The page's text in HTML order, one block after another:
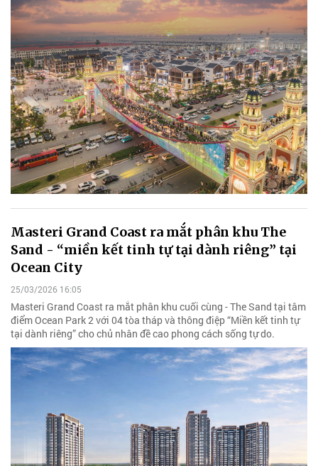
Masteri Grand Coast ra mắt phân khu The
Sand - “miền kết tinh tự tại dành riêng” tại
Ocean City
25/03/2026 16:05
Masteri Grand Coast ra mắt phân khu cuối cùng - The Sand tại tâm
điểm Ocean Park 2 với 04 tòa tháp và thông điệp “Miền kết tinh tự
tại dành riêng” cho chủ nhân đề cao phong cách sống tự do.